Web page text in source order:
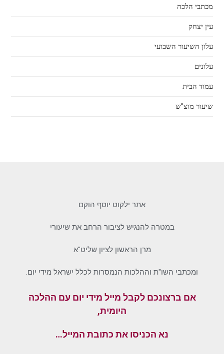
מכתבי הלכה
עין יצחק
עלון השיעור השבועי
עלונים
עמוד הבית
שיעור מוצ"ש
אתר ילקוט יוסף הוקם
במטרה להנגיש לציבור הרחב את שיעורי
מרן הראשון לציון שליט"א
ומכתבי השו"ת וההלכות הנמסרות לכלל ישראל מידי יום.
אם ברצונכם לקבל מייל מידי יום עם ההלכה
היומית,
נא הכניסו את כתובת המייל…